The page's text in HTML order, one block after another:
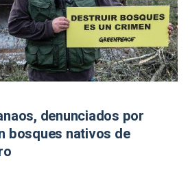
denunciados por
bosques nativos de